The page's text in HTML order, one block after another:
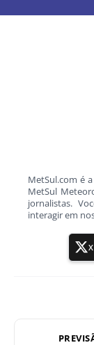
MetSul.com é
MetSul
jornalistas.
interagir em